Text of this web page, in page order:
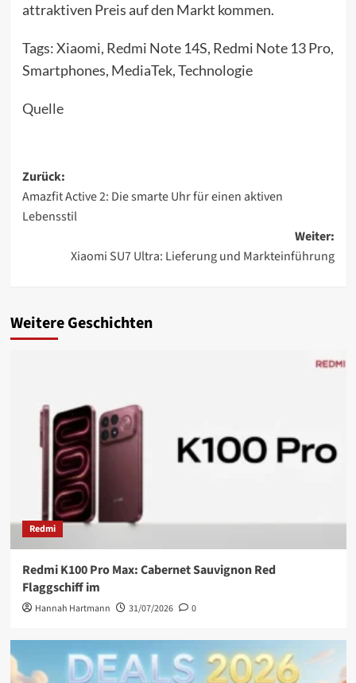
attraktiven Preis auf den Markt kommen.
Tags: Xiaomi, Redmi Note 14S, Redmi Note 13 Pro,
Smartphones, MediaTek, Technologie
Quelle
Beitragsnavigation
Zurück:
Amazfit Active 2: Die smarte Uhr für einen aktiven
Lebensstil
Weiter:
Xiaomi SU7 Ultra: Lieferung und Markteinführung
Weitere Geschichten
Redmi
Redmi K100 Pro Max: Cabernet Sauvignon Red
Flaggschiff im
Hannah Hartmann 31/07/2026 0